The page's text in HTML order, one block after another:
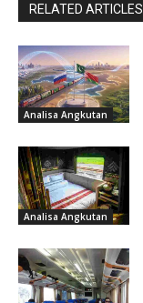
RELATED ARTICLES
Analisa Angkutan
Analisa Angkutan